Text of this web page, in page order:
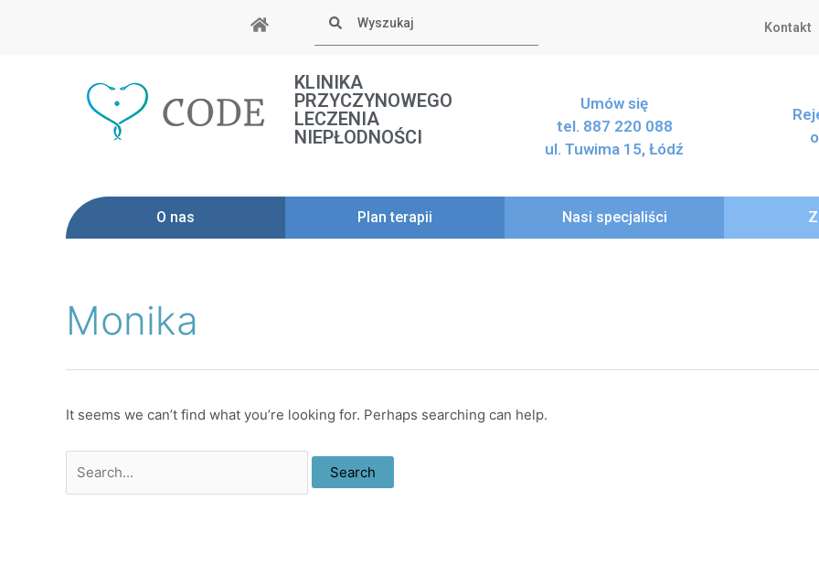
Kontakt
KLINIKA
PRZYCZYNOWEGO
LECZENIA
NIEPŁODNOŚCI
Umów się
tel. 887 220 088
ul. Tuwima 15, Łódź
O nas Plan terapii Nasi specjaliści
Monika
It seems we can’t find what you’re looking for. Perhaps searching can help.
Search
for: